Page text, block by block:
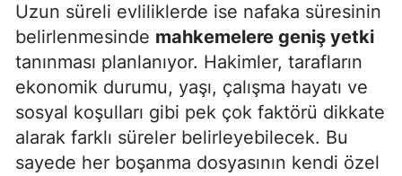
Uzun süreli evliliklerde ise nafaka süresinin
belirlenmesinde mahkemelere geniş yetki
tanınması planlanıyor. Hakimler, tarafların
ekonomik durumu, yaşı, çalışma hayatı ve
sosyal koşulları gibi pek çok faktörü dikkate
alarak farklı süreler belirleyebilecek. Bu
sayede her boşanma dosyasının kendi özel